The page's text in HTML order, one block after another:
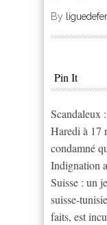
By
Pin It
Scandaleux
Haredi à 17
condamné
Indignation
Suisse : un
suisse-
faits, est